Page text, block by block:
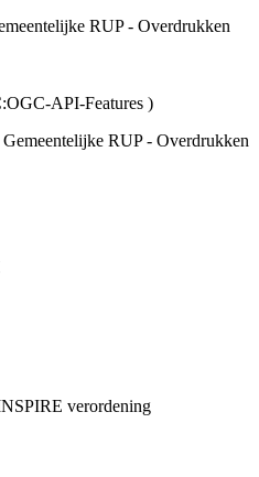
RUP - Overdrukken
API-Features )
RUP - Overdrukken
verordening